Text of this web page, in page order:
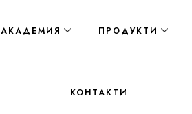
АКАДЕМИЯ ПРОДУКТИ
КОНТАКТИ